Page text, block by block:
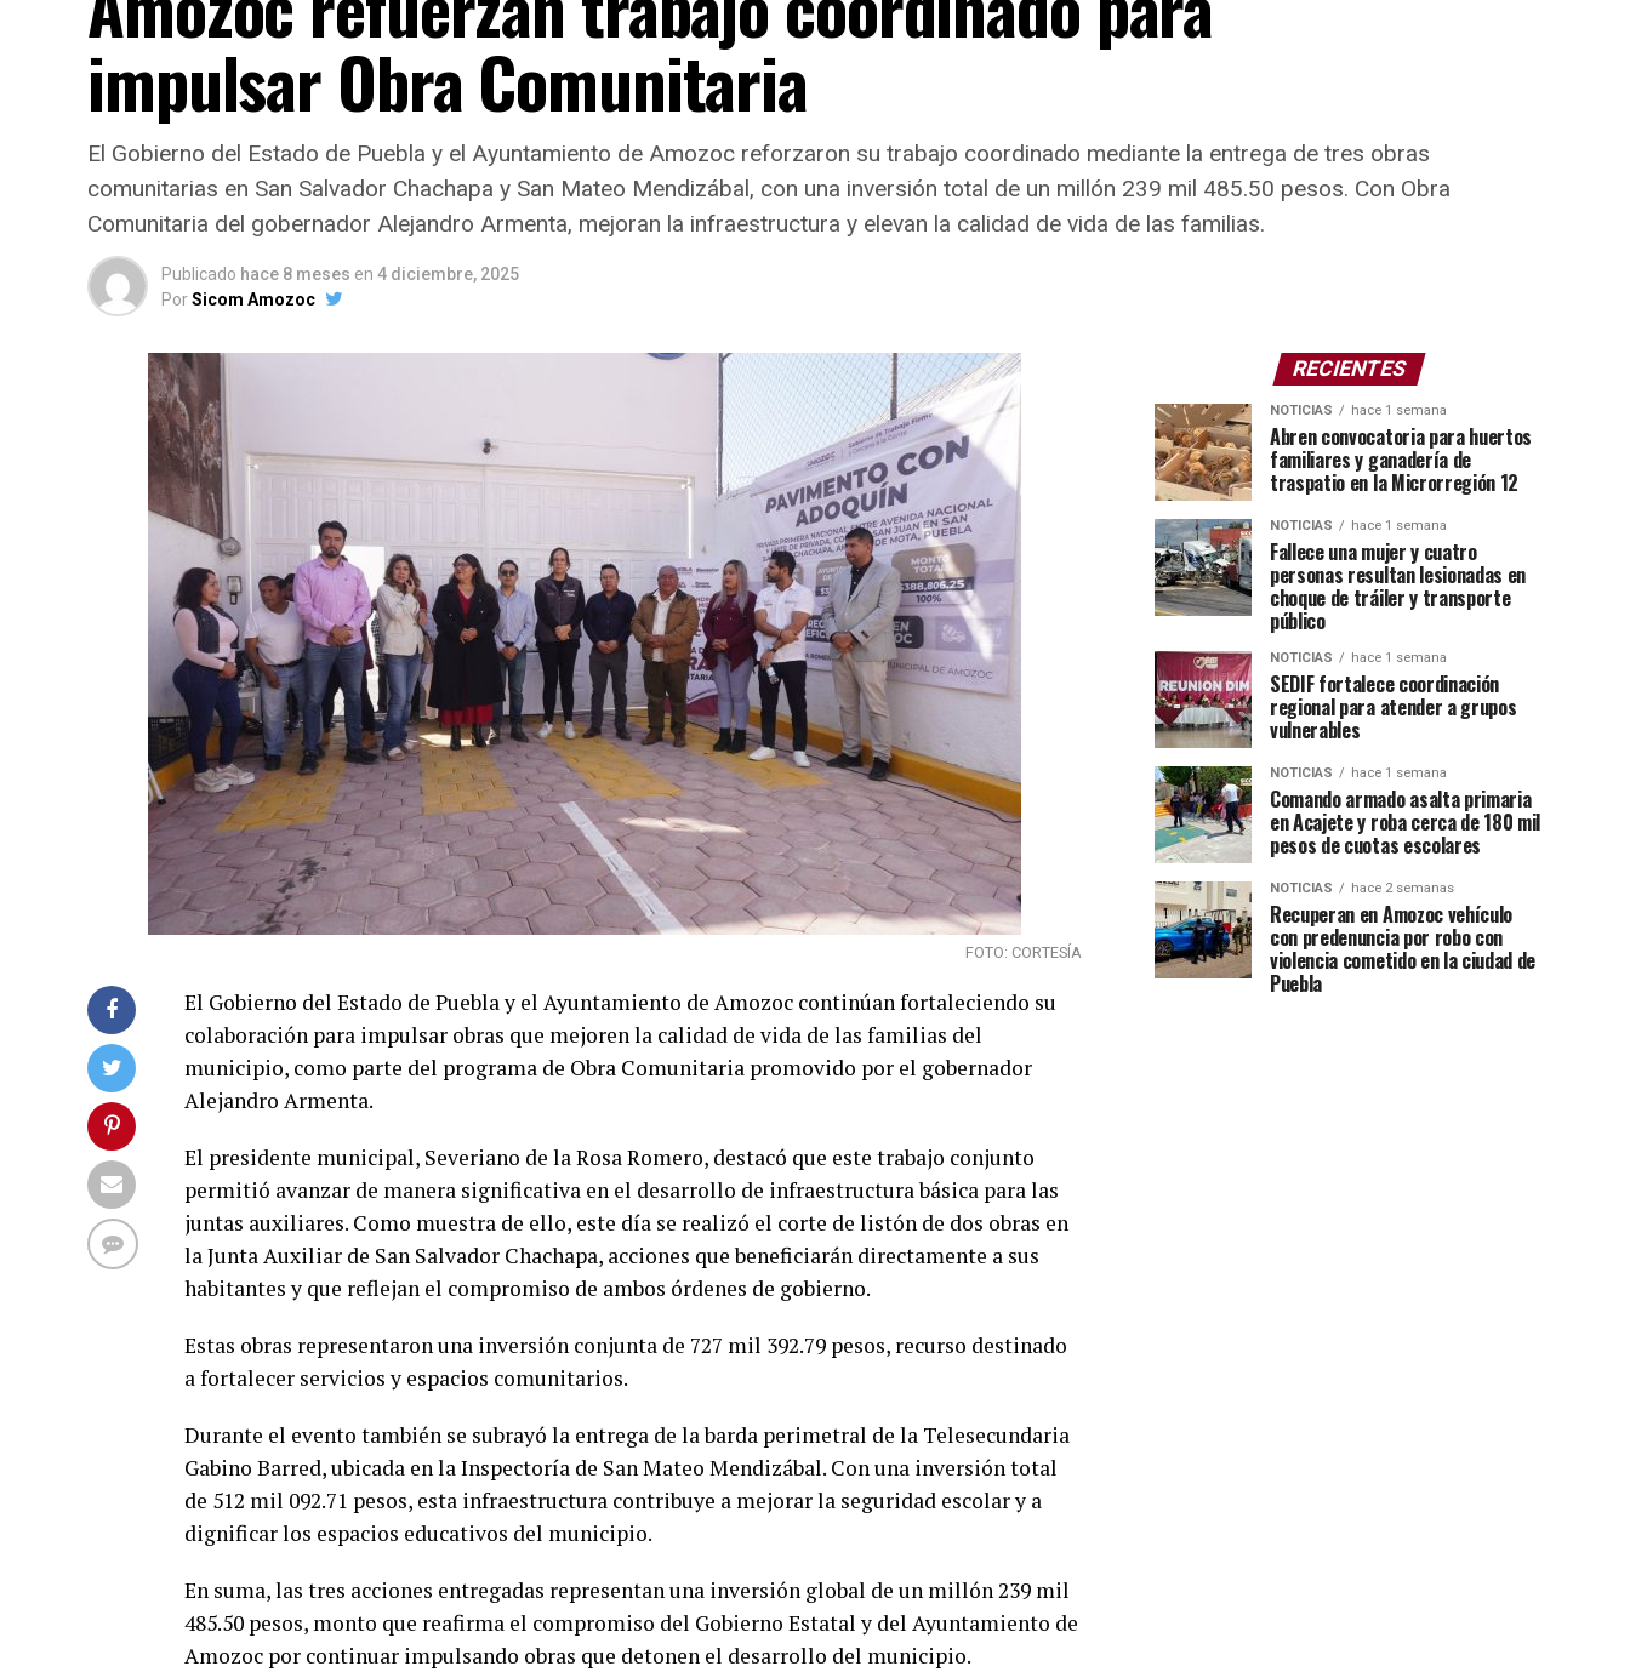
impulsar Obra Comunitaria
El Gobierno del Estado de Puebla y el Ayuntamiento de Amozoc reforzaron su trabajo coordinado mediante la entrega de tres obras
comunitarias en San Salvador Chachapa y San Mateo Mendizábal, con una inversión total de un millón 239 mil 485.50 pesos. Con Obra
Comunitaria del gobernador Alejandro Armenta, mejoran la infraestructura y elevan la calidad de vida de las familias.
Publicado hace 8 meses en 4 diciembre, 2025
PorSicom Amozoc
FOTO: CORTESÍA
El Gobierno del Estado de Puebla y el Ayuntamiento de Amozoc continúan fortaleciendo su
colaboración para impulsar obras que mejoren la calidad de vida de las familias del
municipio, como parte del programa de Obra Comunitaria promovido por el gobernador
Alejandro Armenta.
El presidente municipal, Severiano de la Rosa Romero, destacó que este trabajo conjunto
permitió avanzar de manera significativa en el desarrollo de infraestructura básica para las
juntas auxiliares. Como muestra de ello, este día se realizó el corte de listón de dos obras en
la Junta Auxiliar de San Salvador Chachapa, acciones que beneficiarán directamente a sus
habitantes y que reflejan el compromiso de ambos órdenes de gobierno.
Estas obras representaron una inversión conjunta de 727 mil 392.79 pesos, recurso destinado
a fortalecer servicios y espacios comunitarios.
Durante el evento también se subrayó la entrega de la barda perimetral de la Telesecundaria
Gabino Barred, ubicada en la Inspectoría de San Mateo Mendizábal. Con una inversión total
de 512 mil 092.71 pesos, esta infraestructura contribuye a mejorar la seguridad escolar y a
dignificar los espacios educativos del municipio.
En suma, las tres acciones entregadas representan una inversión global de un millón 239 mil
485.50 pesos, monto que reafirma el compromiso del Gobierno Estatal y del Ayuntamiento de
Amozoc por continuar impulsando obras que detonen el desarrollo del municipio.
RECIENTES
NOTICIAS hace 1 semana
Abren convocatoria para huertos
familiares y ganadería de
traspatio en la Microrregión 12
NOTICIAS hace 1 semana
Fallece una mujer y cuatro
personas resultan lesionadas en
choque de tráiler y transporte
público
NOTICIAS hace 1 semana
SEDIF fortalece coordinación
regional para atender a grupos
vulnerables
NOTICIAS hace 1 semana
Comando armado asalta primaria
en Acajete y roba cerca de 180 mil
pesos de cuotas escolares
NOTICIAS hace 2 semanas
Recuperan en Amozoc vehículo
con predenuncia por robo con
violencia cometido en la ciudad de
Puebla